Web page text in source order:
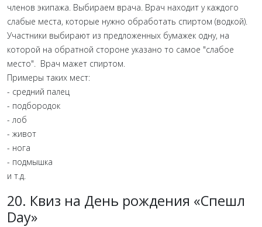
членов экипажа. Выбираем врача. Врач находит у каждого
слабые места, которые нужно обработать спиртом (водкой).
Участники выбирают из предложенных бумажек одну, на
которой на обратной стороне указано то самое "слабое
место". Врач мажет спиртом.
Примеры таких мест:
- средний палец
- подбородок
- лоб
- живот
- нога
- подмышка
и т.д.
20. Квиз на День рождения «Спешл
Day»